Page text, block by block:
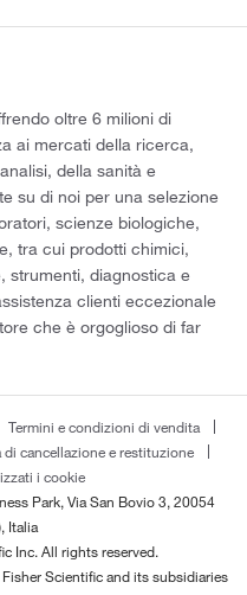
oltre 6 milioni di
ai mercati della ricerca,
della sanità e
su di noi per una selezione
scienze biologiche,
tra cui prodotti chimici,
strumenti, diagnostica e
clienti eccezionale
che è orgoglioso di far
Termini e condizioni di vendita
di cancellazione e restituzione
i cookie
Park, Via San Bovio 3, 20054
Italia
Inc. All rights reserved.
Scientific and its subsidiaries